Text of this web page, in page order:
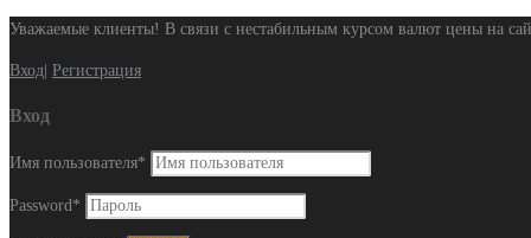
Уважаемые клиенты! В связи с нестабильным курсом валют цены на
Вход Регистрация
Вход
Имя пользователя*
Password *